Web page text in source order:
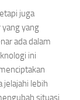
juga
yang
ada dalam
ini
jelajahi lebih
situasi